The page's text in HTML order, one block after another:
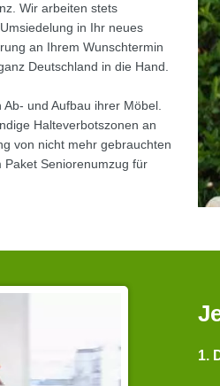
Wir arbeiten stets
in Ihr neues
an Ihrem Wunschtermin
Deutschland in die Hand.
und Aufbau ihrer Möbel.
Halteverbotszonen an
von nicht mehr gebrauchten
Seniorenumzug für
1.